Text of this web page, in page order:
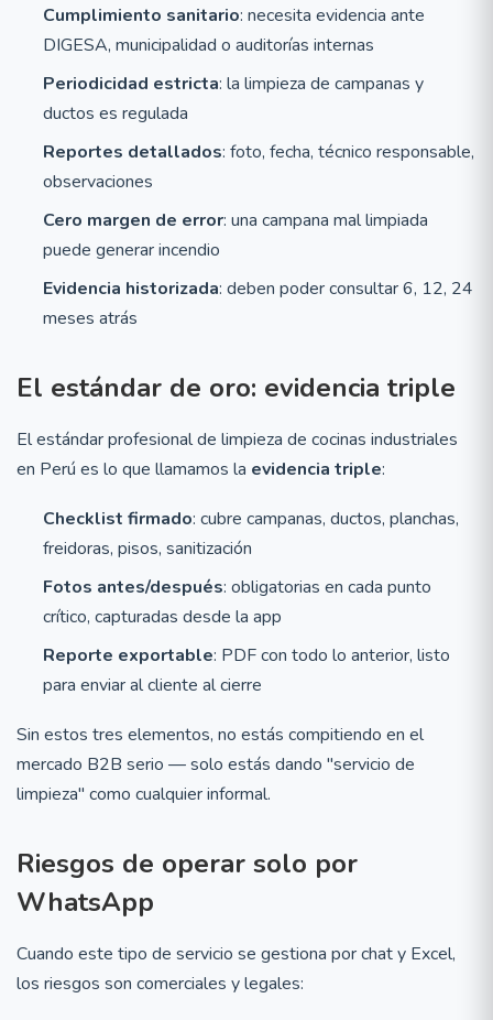
Cumplimiento sanitario: necesita evidencia ante
DIGESA, municipalidad o auditorías internas
Periodicidad estricta: la limpieza de campanas y
ductos es regulada
Reportes detallados: foto, fecha, técnico responsable,
observaciones
Cero margen de error: una campana mal limpiada
puede generar incendio
Evidencia historizada: deben poder consultar 6, 12, 24
meses atrás
El estándar de oro: evidencia triple
El estándar profesional de limpieza de cocinas industriales
en Perú es lo que llamamos la evidencia triple:
Checklist firmado: cubre campanas, ductos, planchas,
freidoras, pisos, sanitización
Fotos antes/después: obligatorias en cada punto
crítico, capturadas desde la app
Reporte exportable: PDF con todo lo anterior, listo
para enviar al cliente al cierre
Sin estos tres elementos, no estás compitiendo en el
mercado B2B serio — solo estás dando "servicio de
limpieza" como cualquier informal.
Riesgos de operar solo por
WhatsApp
Cuando este tipo de servicio se gestiona por chat y Excel,
los riesgos son comerciales y legales: